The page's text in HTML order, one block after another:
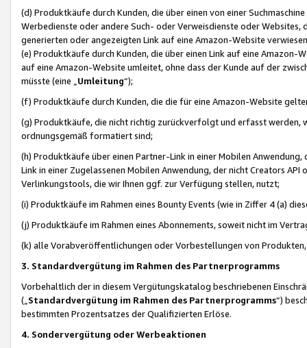
(d) Produktkäufe durch Kunden, die über einen von einer
Werbedienste oder andere Such- oder Verweisdienste oder Websites,
generierten oder angezeigten Link auf eine Amazon-Website
(e) Produktkäufe durch Kunden, die über einen Link auf eine
auf eine Amazon-Website umleitet, ohne dass der Kunde auf der
müsste (eine „ Umleitung“);
(f) Produktkäufe durch Kunden, die die für eine Amazon-Website
(g) Produktkäufe, die nicht richtig zurückverfolgt und erfasst werden,
ordnungsgemäß formatiert sind;
(h) Produktkäufe über einen Partner-Link in einer Mobilen
Link in einer Zugelassenen Mobilen Anwendung, der nicht Creators
Verlinkungstools, die wir Ihnen ggf. zur Verfügung stellen, nutzt;
(i) Produktkäufe im Rahmen eines Bounty Events (wie in Ziffer 4 (a)
(j) Produktkäufe im Rahmen eines Abonnements, soweit nicht im
(k) alle Vorabveröffentlichungen oder Vorbestellungen von
3. Standardvergütung im Rahmen des Partnerprogramms
Vorbehaltlich der in diesem Vergütungskatalog beschriebenen
(„ Standardvergütung im Rahmen des Partnerprogramms“)
bestimmten Prozentsatzes der Qualifizierten Erlöse.
4. Sondervergütung oder Werbeaktionen